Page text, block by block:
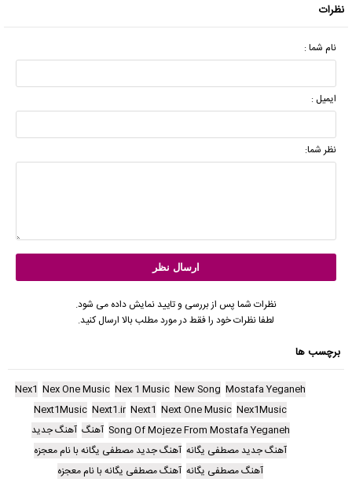
نظرات
نام شما :
ایمیل :
نظر شما:
نظرات شما پس از بررسی و تایید نمایش داده می شود.
لطفا نظرات خود را فقط در مورد مطلب بالا ارسال کنید.
برچسب ها
Mostafa Yeganeh
New Song
Nex 1 Music
Nex One Music
Nex1
Nex1Music
Next One Music
Next1
Next1.ir
Next1Music
Song Of Mojeze From Mostafa Yeganeh آهنگ آهنگ جدید
آهنگ جدید مصطفی یگانه آهنگ جدید مصطفی یگانه با نام معجزه
آهنگ مصطفی یگانه آهنگ مصطفی یگانه با نام معجزه